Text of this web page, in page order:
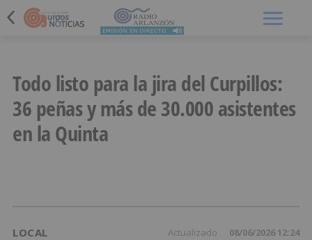
Todo listo para la jira del Curpillos:
36 peñas y más de 30.000 asistentes
en la Quinta
LOCAL Actualizado 08/06/2026 12:24